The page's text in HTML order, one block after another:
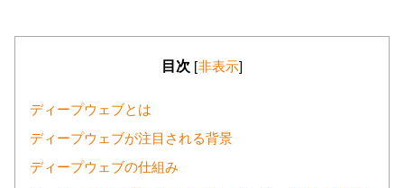
目次 [非表示]
ディープウェブとは
ディープウェブが注目される背景
ディープウェブの仕組み